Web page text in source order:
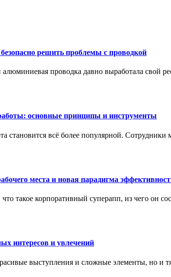
решить проблемы с проводкой
проводка давно выработала свой
основные принципы и инструменты
становится всё более популярной.
места и новая парадигма
такое корпоративный суперапп, из чего он
интересов и увлечений
выступления и сложные элементы, но и